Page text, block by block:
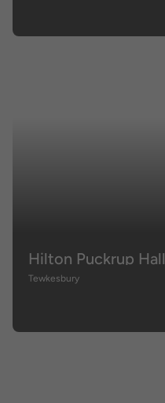
Hilton Puckrup Hall
Tewkesbury